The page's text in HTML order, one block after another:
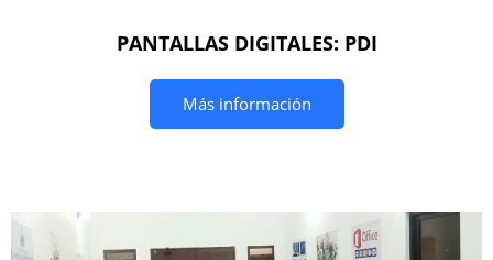
PANTALLAS DIGITALES: PDI
Más información